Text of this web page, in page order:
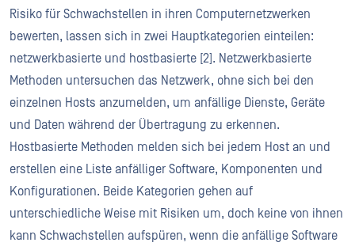
Risiko für Schwachstellen in ihren Computernetzwerken
bewerten, lassen sich in zwei Hauptkategorien einteilen:
netzwerkbasierte und hostbasierte [2]. Netzwerkbasierte
Methoden untersuchen das Netzwerk, ohne sich bei den
einzelnen Hosts anzumelden, um anfällige Dienste, Geräte
und Daten während der Übertragung zu erkennen.
Hostbasierte Methoden melden sich bei jedem Host an und
erstellen eine Liste anfälliger Software, Komponenten und
Konfigurationen. Beide Kategorien gehen auf
unterschiedliche Weise mit Risiken um, doch keine von ihnen
kann Schwachstellen aufspüren, wenn die anfällige Software